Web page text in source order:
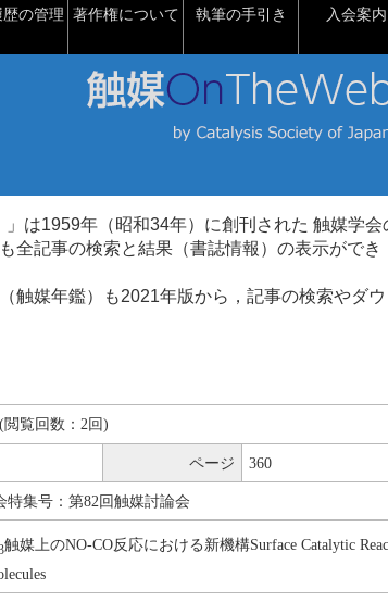
の管理 著作権について 執筆の手引き 入会案内
」は1959年（昭和34年）に創刊された 触媒学会
全記事の検索と結果（書誌情報）の表示がで
触媒年鑑）も2021年版から，記事の検索やダ
閲覧回数：2回)
ページ 360
特集号：第82回触媒討論会
触媒上のNO-CO反応における新機構Surface Catalytic